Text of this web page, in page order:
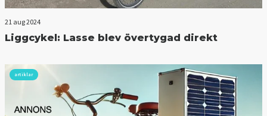
21 aug 2024
Liggcykel: Lasse blev övertygad direkt
artiklar